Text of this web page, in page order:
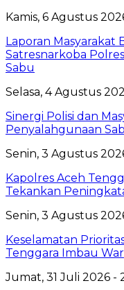
Kamis, 6 Agustus
Laporan
Satresnarkoba
Sabu
Selasa, 4 Agustus
Sinergi Polisi dan
Penyalahgunaan
Senin, 3 Agustus
Kapolres Aceh
Tekankan
Senin, 3 Agustus
Keselamatan
Tenggara Imbau
Jumat, 31 Juli 2026 -